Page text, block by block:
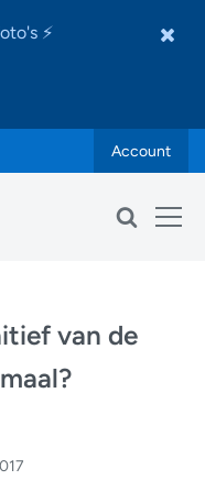
⚡
Account
van de